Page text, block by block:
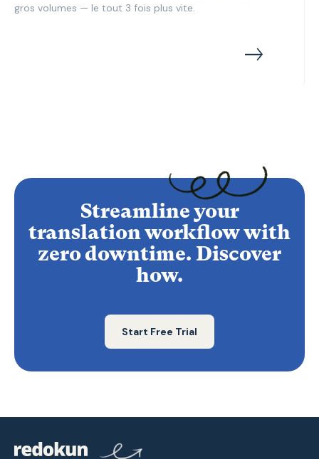
gros volumes — le tout 3 fois plus vite.
Streamline your
translation workflow with
zero downtime. Discover
how.
Start Free Trial